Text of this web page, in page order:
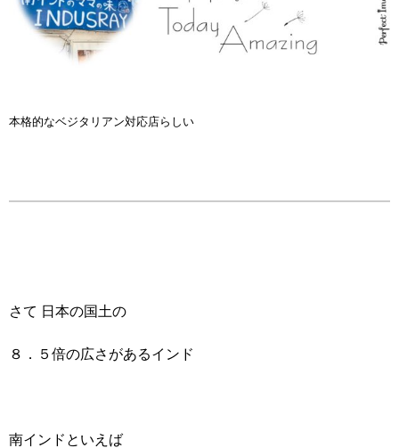
本格的なベジタリアン対応店らしい
さて 日本の国土の
８．５倍の広さがあるインド
南インドといえば